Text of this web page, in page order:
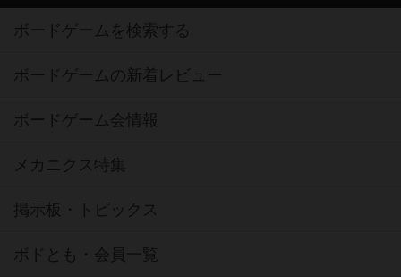
ボードゲームを検索する
ボードゲームの新着レビュー
ボードゲーム会情報
メカニクス特集
掲示板・トピックス
ボドとも・会員一覧